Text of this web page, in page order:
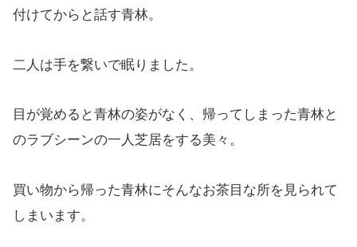
付けてからと話す青林。
二人は手を繋いで眠りました。
目が覚めると青林の姿がなく、帰ってしまった青林と
のラブシーンの一人芝居をする美々。
買い物から帰った青林にそんなお茶目な所を見られて
しまいます。